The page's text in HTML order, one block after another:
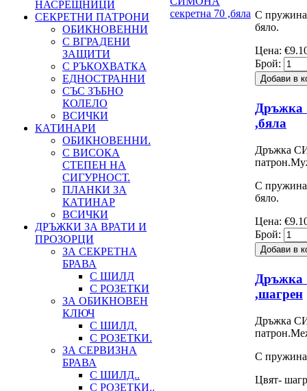
НАСРЕЩНИЦИ
СЕКРЕТНИ ПАТРОНИ
ОБИКНОВЕННИ
С ВГРАДЕНИ
ЗАЩИТИ
С РЪКОХВАТКА
ЕДНОСТРАННИ
СЪС ЗЪБНО
КОЛЕЛО
ВСИЧКИ
КАТИНАРИ
ОБИКНОВЕННИ.
С ВИСОКА
СТЕПЕН НА
СИГУРНОСТ.
ПЛАНКИ ЗА
КАТИНАР
ВСИЧКИ
ДРЪЖКИ ЗА ВРАТИ И
ПРОЗОРЦИ
ЗА СЕКРЕТНА
БРАВА
С ШИЛД
С РОЗЕТКИ
ЗА ОБИКНОВЕН
КЛЮЧ
С ШИЛД.
С РОЗЕТКИ.
ЗА СЕРВИЗНА
БРАВА
С ШИЛД..
С РОЗЕТКИ..
С
бяло.
Цена:
Брой:
Дръжка
,бяла
Дръжка
С
бяло.
Цена:
Брой:
Дръжка
,шагрен
Дръжка
С
Цвят-